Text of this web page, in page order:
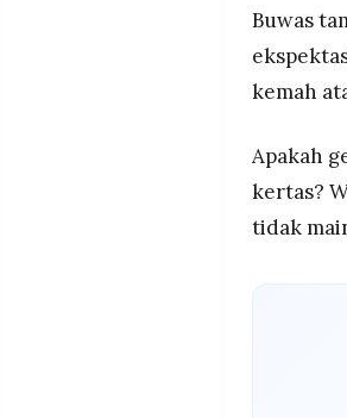
Buwas
kemah
Apakah
kertas?
tidak